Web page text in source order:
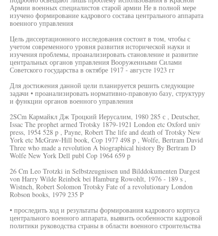
Армии военных специалистов старой армии Не в полной мере
изучено формирование кадрового состава центрального аппарата
военного управления
Цель диссертационного исследования состоит в том, чтобы с
учетом современного уровня развития исторической науки и
изучения проблемы, проанализировать становление и развитие
центральных органов управления Вооруженными Силами
Советского государства в октябре 1917 - августе 1923 гг
Для достижения данной цели планируется решить следующие
задачи • проанализировать нормативно-правовую базу, структуру
и функции органов военного управления
2SCm Кармайкл Дж Троцкий Иерусалим, 1980 285 с , Deutscher,
Issac The prophet armed Trotsky 1879-1921 London etc Oxford univ
press, 1954 528 p , Payne, Robert The life and death of Trotsky New
York etc McGraw-Hill book, Cop 1977 498 p , Wolfe, Bertram David
Three who made a revolution A biographical history By Bertram D
Wolfe New York Dell publ Cop 1964 659 p
26 Cm Leo Trotzki in Selbstzeugnissen und Bilddokumenten Dargest
von Harry Wilde Reinbek bei Hamburg Rowohlt, 1976 - 189 s ,
Wistnch, Robert Solomon Trotsky Fate of a revolutionary London
Robson books, 1979 235 P
• проследить ход и результаты формирования кадрового корпуса
центрального военного аппарата, выявить особенности кадровой
политики руководства страны в области военного строительства